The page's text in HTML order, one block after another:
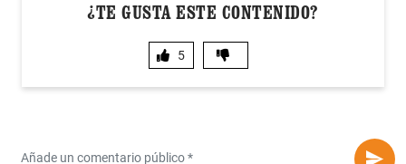
¿TE GUSTA ESTE CONTENIDO?
5